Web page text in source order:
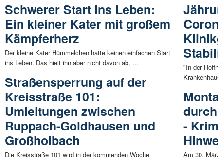
Schwerer Start ins Leben:
Ein kleiner Kater mit großem
Kämpferherz
Der kleine Kater Hümmelchen hatte keinen einfachen Start
ins Leben. Das hielt ihn aber nicht davon ab, ...
Straßensperrung auf der
Kreisstraße 101:
Umleitungen zwischen
Ruppach-Goldhausen und
Großholbach
Die Kreisstraße 101 wird in der kommenden Woche
"In der
-
Am 30.